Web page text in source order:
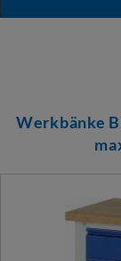
Werkbänke